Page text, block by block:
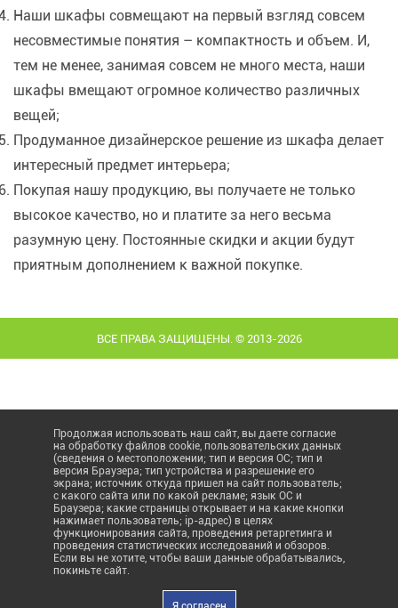
Наши шкафы совмещают на первый взгляд совсем
несовместимые понятия – компактность и объем. И,
тем не менее, занимая совсем не много места, наши
шкафы вмещают огромное количество различных
вещей;
Продуманное дизайнерское решение из шкафа делает
интересный предмет интерьера;
Покупая нашу продукцию, вы получаете не только
высокое качество, но и платите за него весьма
разумную цену. Постоянные скидки и акции будут
приятным дополнением к важной покупке.
ВСЕ ПРАВА ЗАЩИЩЕНЫ. © 2013-2026
Продолжая использовать наш сайт, вы даете согласие
на обработку файлов cookie, пользовательских данных
(сведения о местоположении; тип и версия ОС; тип и
версия Браузера; тип устройства и разрешение его
экрана; источник откуда пришел на сайт пользователь;
с какого сайта или по какой рекламе; язык ОС и
Браузера; какие страницы открывает и на какие кнопки
нажимает пользователь; ip-адрес) в целях
функционирования сайта, проведения ретаргетинга и
проведения статистических исследований и обзоров.
Если вы не хотите, чтобы ваши данные обрабатывались,
покиньте сайт.